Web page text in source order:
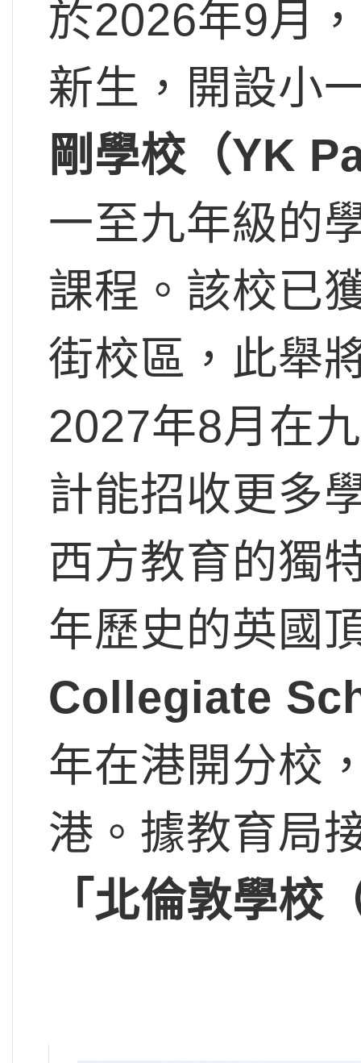
於2026年9月
新生，開設小
剛學校（YK
一至九年級的
課程。該校已
街校區，此舉
2027年8月在
計能招收更多
西方教育的獨
年歷史的英國
Collegiate
年在港開分校
港。據教育局
「北倫敦學校